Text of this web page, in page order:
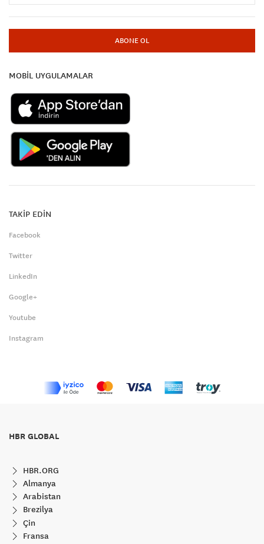
ABONE OL
MOBİL UYGULAMALAR
TAKİP EDİN
Facebook
Twitter
LinkedIn
Google+
Youtube
Instagram
HBR GLOBAL
HBR.ORG
Almanya
Arabistan
Brezilya
Çin
Fransa